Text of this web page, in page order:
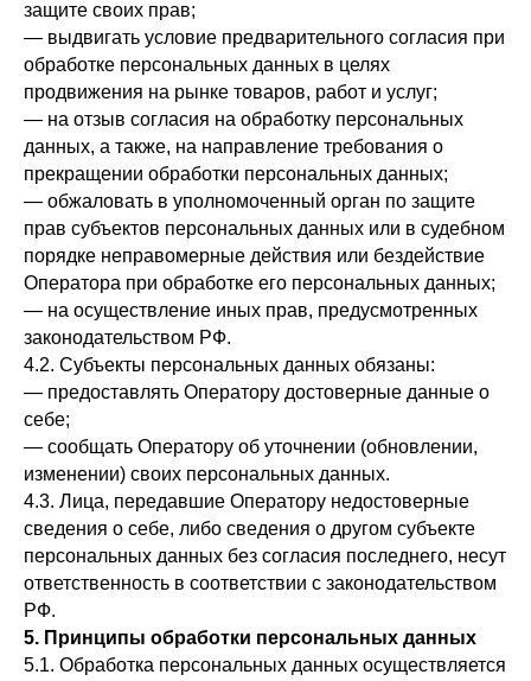
защите своих прав;
— выдвигать условие предварительного согласия при
обработке персональных данных в целях
продвижения на рынке товаров, работ и услуг;
— на отзыв согласия на обработку персональных
данных, а также, на направление требования о
прекращении обработки персональных данных;
— обжаловать в уполномоченный орган по защите
прав субъектов персональных данных или в судебном
порядке неправомерные действия или бездействие
Оператора при обработке его персональных данных;
— на осуществление иных прав, предусмотренных
законодательством РФ.
4.2. Субъекты персональных данных обязаны:
— предоставлять Оператору достоверные данные о
себе;
— сообщать Оператору об уточнении (обновлении,
изменении) своих персональных данных.
4.3. Лица, передавшие Оператору недостоверные
сведения о себе, либо сведения о другом субъекте
персональных данных без согласия последнего, несут
ответственность в соответствии с законодательством
РФ.
5. Принципы обработки персональных данных
5.1. Обработка персональных данных осуществляется